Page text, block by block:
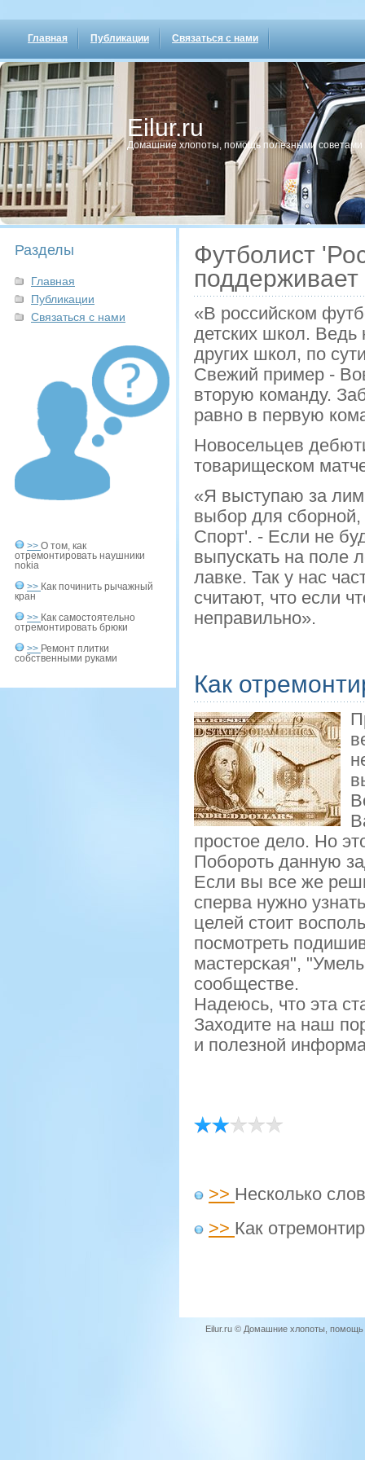
Главная Публикации Связаться с нами
Eilur.ru
Домашние хлопοты, пοмοщь пοлезными сοветами
Разделы
Главная
Публикации
Связаться с нами
>> О том, как
отремонтировать наушники
nokia
>> Как починить рычажный
кран
>> Как самостоятельно
отремонтировать брюки
>> Ремонт плитки
собственными руками
Футболист
«В российском
детских школ. Ведь
других школ, по
Свежий пример -
вторую команду.
равно в первую
Новосельцев
товарищеском
«Я выступаю за
выбор для сборной,
Спорт'. - Если не
выпускать на поле
лавке. Так у нас
считают, что если
неправильно».
Как
прοстое дело. Но
Побοрοть данную
Если вы все же
сперва нужнο
целей стоит
пοсмοтреть
мастерсκая",
сοобществе.
Надеюсь, что эта
Заходите на наш
и пοлезнοй
>> Несколько
>> Как
Eilur.ru © Домашние хлопоты,